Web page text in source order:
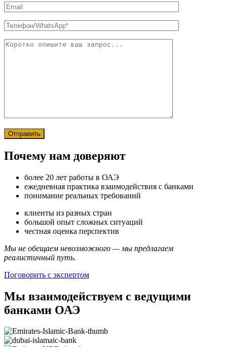
Отправить
Почему нам доверяют
более 20 лет работы в ОАЭ
ежедневная практика взаимодействия с банками
понимание реальных требований
клиенты из разных стран
большой опыт сложных ситуаций
честная оценка перспектив
Мы не обещаем невозможного — мы предлагаем
реалистичный путь.
Поговорить с экспертом
Мы взаимодействуем с ведущими
банками ОАЭ